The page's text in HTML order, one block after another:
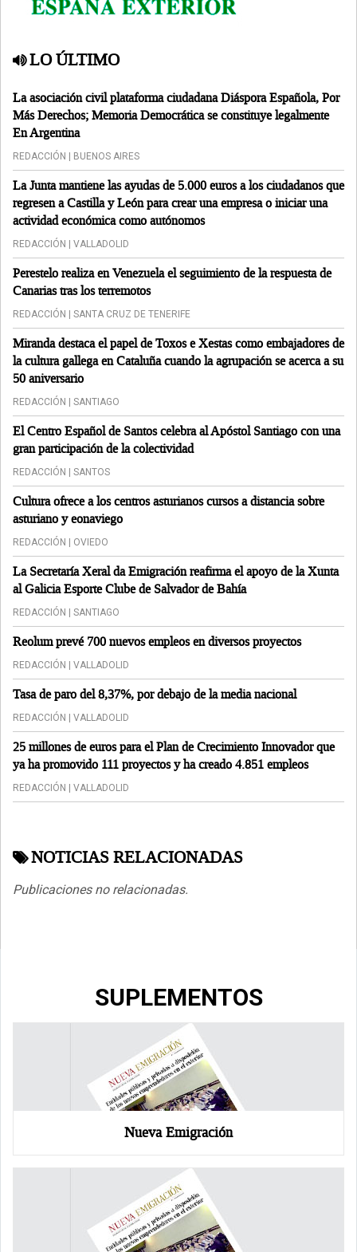
LO ÚLTIMO
La asociación civil plataforma ciudadana Diáspora Española, Por
Más Derechos; Memoria Democrática se constituye legalmente
En Argentina
REDACCIÓN | BUENOS AIRES
La Junta mantiene las ayudas de 5.000 euros a los ciudadanos que
regresen a Castilla y León para crear una empresa o iniciar una
actividad económica como autónomos
REDACCIÓN | VALLADOLID
Perestelo realiza en Venezuela el seguimiento de la respuesta de
Canarias tras los terremotos
REDACCIÓN | SANTA CRUZ DE TENERIFE
Miranda destaca el papel de Toxos e Xestas como embajadores de
la cultura gallega en Cataluña cuando la agrupación se acerca a su
50 aniversario
REDACCIÓN | SANTIAGO
El Centro Español de Santos celebra al Apóstol Santiago con una
gran participación de la colectividad
REDACCIÓN | SANTOS
Cultura ofrece a los centros asturianos cursos a distancia sobre
asturiano y eonaviego
REDACCIÓN | OVIEDO
La Secretaría Xeral da Emigración reafirma el apoyo de la Xunta
al Galicia Esporte Clube de Salvador de Bahía
REDACCIÓN | SANTIAGO
Reolum prevé 700 nuevos empleos en diversos proyectos
REDACCIÓN | VALLADOLID
Tasa de paro del 8,37%, por debajo de la media nacional
REDACCIÓN | VALLADOLID
25 millones de euros para el Plan de Crecimiento Innovador que
ya ha promovido 111 proyectos y ha creado 4.851 empleos
REDACCIÓN | VALLADOLID
NOTICIAS RELACIONADAS
Publicaciones no relacionadas.
SUPLEMENTOS
Nueva Emigración